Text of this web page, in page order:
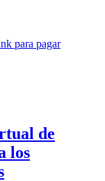
de
los